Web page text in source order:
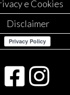
e Cookies
Disclaimer